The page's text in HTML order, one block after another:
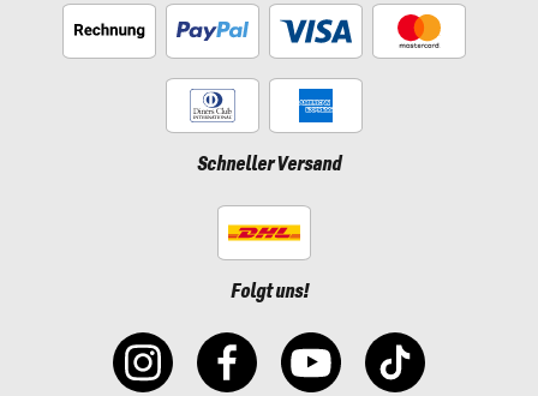
Schneller Versand
Folgt uns!